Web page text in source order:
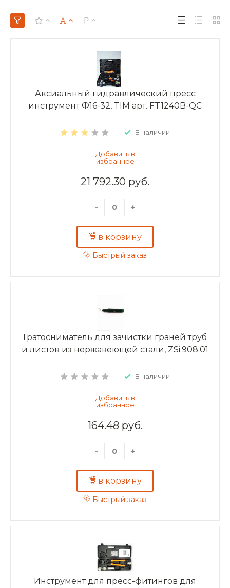
Аксиальный гидравлический пресс
инструмент Ф16-32, TIM арт. FT1240B-QC
В наличии
21 792.30 руб.
- +
в корзину
Быстрый заказ
Гратосниматель для зачистки граней труб
и листов из нержавеющей стали, ZSi.908.01
В наличии
164.48 руб.
- +
в корзину
Быстрый заказ
Инструмент для пресс-фитингов для